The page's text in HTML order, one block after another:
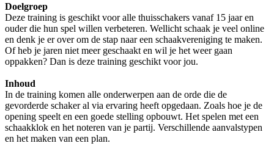
Doelgroep
Deze training is geschikt voor alle thuisschakers vanaf 15 jaar en
ouder die hun spel willen verbeteren. Wellicht schaak je veel online
en denk je er over om de stap naar een schaakvereniging te maken.
Of heb je jaren niet meer geschaakt en wil je het weer gaan
oppakken? Dan is deze training geschikt voor jou.
Inhoud
In de training komen alle onderwerpen aan de orde die de
gevorderde schaker al via ervaring heeft opgedaan. Zoals hoe je de
opening speelt en een goede stelling opbouwt. Het spelen met een
schaakklok en het noteren van je partij. Verschillende aanvalstypen
en het maken van een plan.